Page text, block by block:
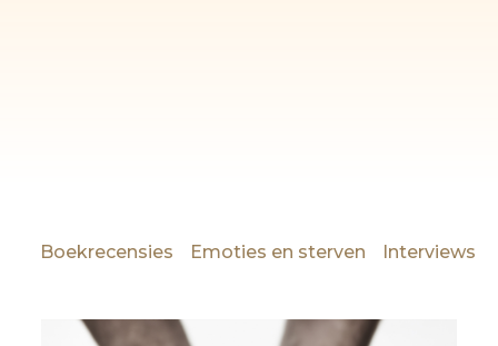
Boekrecensies Emoties en sterven Interviews